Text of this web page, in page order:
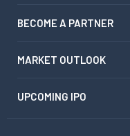
BECOME A PARTNER
MARKET OUTLOOK
UPCOMING IPO